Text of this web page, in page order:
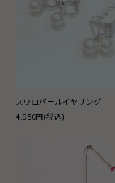
スワロパールイヤリング
4,950円(税込)